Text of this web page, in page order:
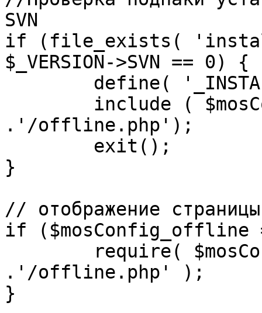
SVN
if (file_exists(
$_VERSION->SVN == 0) {
.'/offline.php');
}
// отображение
if ($mosConfig_offline
.'/offline.php' );
}